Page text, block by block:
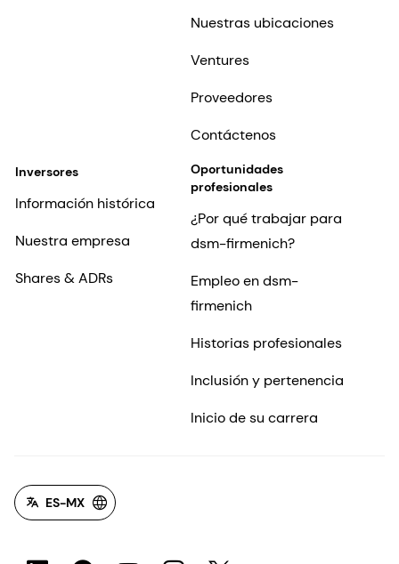
Nuestras ubicaciones
Ventures
Proveedores
Contáctenos
Inversores
Información histórica
Nuestra empresa
Shares & ADRs
Oportunidades
profesionales
¿Por qué trabajar para
dsm-firmenich?
Empleo en dsm-
firmenich
Historias profesionales
Inclusión y pertenencia
Inicio de su carrera
ES-MX